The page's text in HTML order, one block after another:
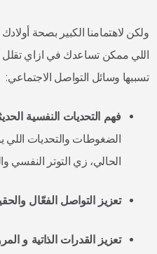
ولكن لاهتمامنا الكبير بصحة
اللي ممكن تساعدك في ازاي تقلل
تسببها وسائل التواصل الاجتماعي:
فهم التحديات النفسية
الضغوطات والتحديات اللي
الحالي، زي التوتر النفسي
تعزيز التواصل الفعّال
تعزيز القدرات الذاتية و